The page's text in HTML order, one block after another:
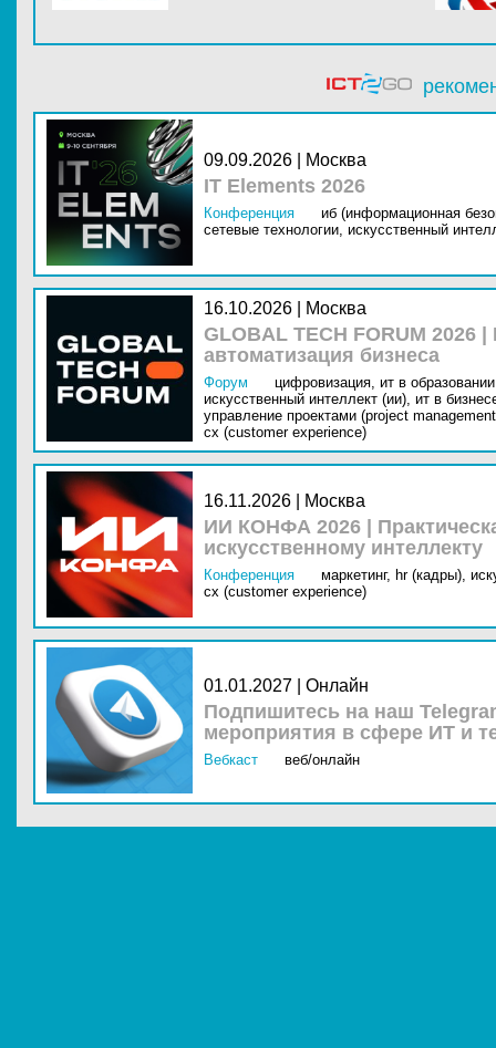
09.09.2026 | Москва
IT Elements 2026
Конференция
иб (информационная
сетевые технологии, искусственный
16.10.2026 | Москва
GLOBAL TECH FORUM
автоматизация бизнеса
Форум цифровизация, ит в
искусственный интеллект (ии), ит в
управление проектами (project
cx (customer experience)
16.11.2026 | Москва
ИИ КОНФА 2026 |
искусственному интеллекту
Конференция маркетинг, hr (кадры),
cx (customer experience)
01.01.2027 | Онлайн
Подпишитесь на наш
мероприятия в сфере ИТ и
Вебкаст веб/онлайн